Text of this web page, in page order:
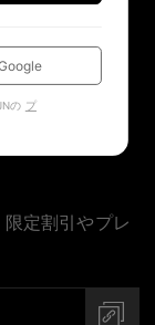
定割引やプレ
の プ